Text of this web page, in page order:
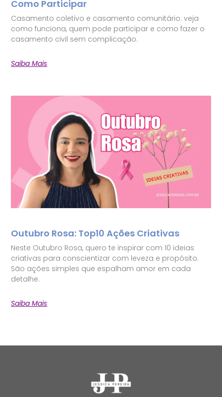
Como Participar
Casamento coletivo e casamento comunitário: veja
como funciona, quem pode participar e como fazer o
casamento civil sem complicação.
Saiba Mais
Outubro Rosa: Top10 Ações Criativas
Neste Outubro Rosa, quero te inspirar com 10 ideias
criativas para conscientizar com leveza e propósito.
São ações simples que espalham amor em cada
detalhe.
Saiba Mais